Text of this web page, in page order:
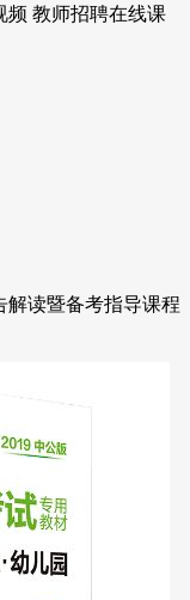
频 教师招聘在线课
解读暨备考指导课程